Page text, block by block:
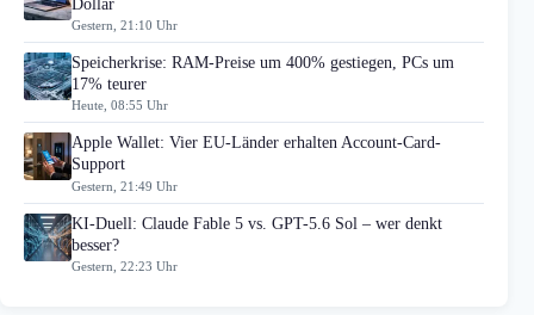
Dollar
Gestern, 21:10 Uhr
Speicherkrise: RAM-Preise um 400% gestiegen, PCs um
17% teurer
Heute, 08:55 Uhr
Apple Wallet: Vier EU-Länder erhalten Account-Card-
Support
Gestern, 21:49 Uhr
KI-Duell: Claude Fable 5 vs. GPT-5.6 Sol – wer denkt
besser?
Gestern, 22:23 Uhr